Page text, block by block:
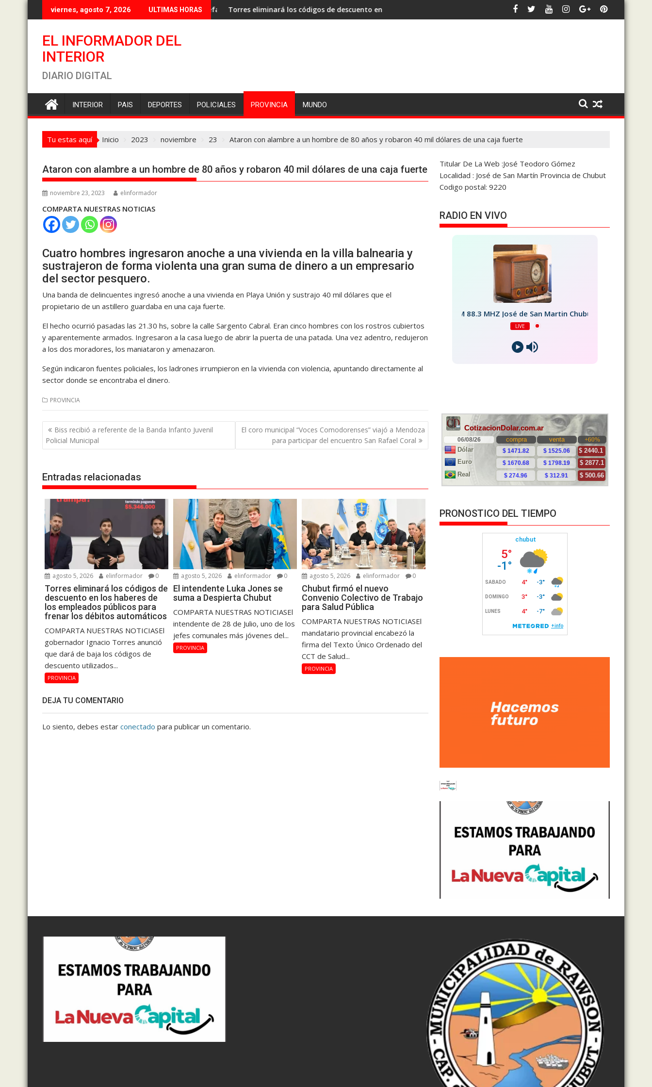
al
viernes, agosto 7, 2026 ULTIMAS HORASTorres eliminará los códigos de descuento en los haberes de los empleados públicos para frenar los débitos automáticos
El papa León XIV visitará la Argentina en noviembreEl intendente Luka Jones se
EL INFORMADOR DEL
INTERIOR
DIARIO DIGITAL
INTERIOR PAIS DEPORTES POLICIALES PROVINCIA MUNDO
Tu estas aquí Inicio 2023 noviembre 23 Ataron con alambre a un hombre de 80 años y robaron 40 mil dólares de una caja fuerte
Ataron con alambre a un hombre de 80 años y robaron 40 mil dólares de una caja fuerte
noviembre 23, 2023 elinformador
COMPARTA NUESTRAS NOTICIAS
Cuatro hombres ingresaron anoche a una vivienda en la villa balnearia y
sustrajeron de forma violenta una gran suma de dinero a un empresario
del sector pesquero.
Una banda de delincuentes ingresó anoche a una vivienda en Playa Unión y sustrajo 40 mil dólares que el
propietario de un astillero guardaba en una caja fuerte.
El hecho ocurrió pasadas las 21.30 hs, sobre la calle Sargento Cabral. Eran cinco hombres con los rostros cubiertos
y aparentemente armados. Ingresaron a la casa luego de abrir la puerta de una patada. Una vez adentro, redujeron
a los dos moradores, los maniataron y amenazaron.
Según indicaron fuentes policiales, los ladrones irrumpieron en la vivienda con violencia, apuntando directamente al
sector donde se encontraba el dinero.
PROVINCIA
Navegación
de
entradas
Biss recibió a referente de la Banda Infanto Juvenil
Policial Municipal
El coro municipal “Voces Comodorenses” viajó a Mendoza
para participar del encuentro San Rafael Coral
Entradas relacionadas
agosto 5, 2026 elinformador 0
Torres eliminará los códigos de
descuento en los haberes de
los empleados públicos para
frenar los débitos automáticos
COMPARTA NUESTRAS NOTICIASEl
gobernador Ignacio Torres anunció
que dará de baja los códigos de
descuento utilizados...
PROVINCIA
agosto 5, 2026 elinformador 0
El intendente Luka Jones se
suma a Despierta Chubut
COMPARTA NUESTRAS NOTICIASEl
intendente de 28 de Julio, uno de los
jefes comunales más jóvenes del...
PROVINCIA
agosto 5, 2026 elinformador 0
Chubut firmó el nuevo
Convenio Colectivo de Trabajo
para Salud Pública
COMPARTA NUESTRAS NOTICIASEl
mandatario provincial encabezó la
firma del Texto Único Ordenado del
CCT de Salud...
PROVINCIA
DEJA TU COMENTARIO
Lo siento, debes estar conectado para publicar un comentario.
Titular De La Web :José Teodoro Gómez
Localidad : José de San Martín Provincia de Chubut
Codigo postal: 9220
RADIO EN VIVO
FM 88.3 MHZ José de San Martin Chubut
LIVE
PRONOSTICO DEL TIEMPO